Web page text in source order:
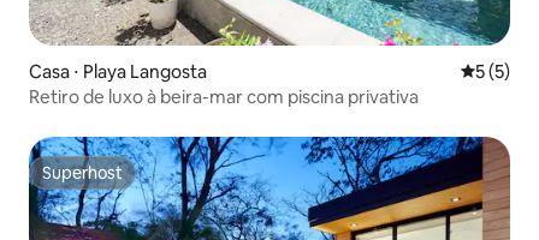
Casa ⋅ Playa Langosta 5 de
5 (5)
Retiro de luxo à beira-mar com piscina privativa
Superhost
Superhost